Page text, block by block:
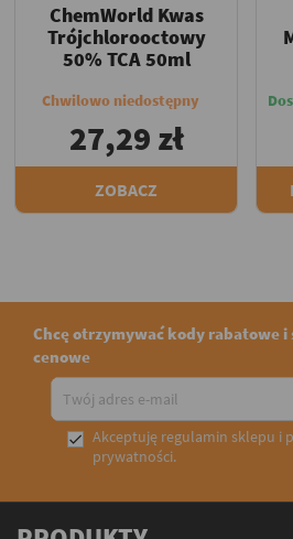
ChemWorld Kwas
Trójchlorooctowy
50% TCA 50ml
Chwilowo niedostępny
27,29 zł
ZOBACZ
Chcę otrzymywać kody rabatowe
cenowe
 Akceptuję regulamin sklepu i
prywatności.